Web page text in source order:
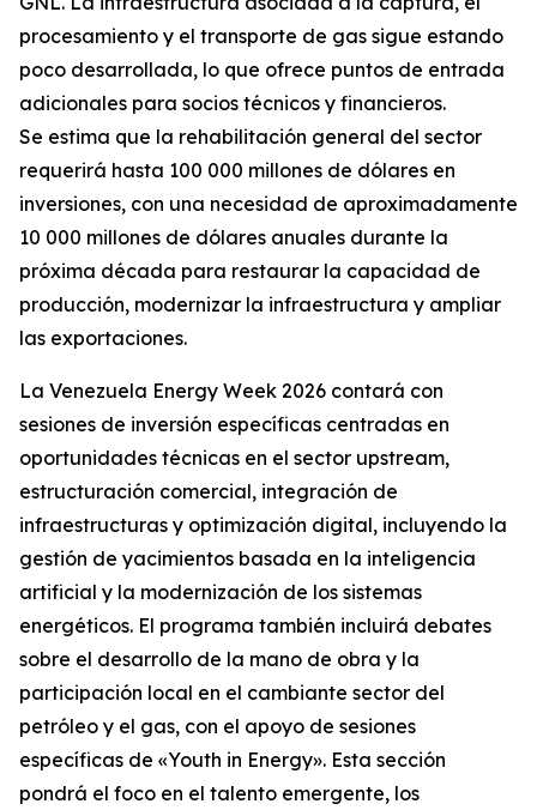
procesamiento y el transporte de gas sigue estando
poco desarrollada, lo que ofrece puntos de entrada
adicionales para socios técnicos y financieros.
Se estima que la rehabilitación general del sector
requerirá hasta 100 000 millones de dólares en
inversiones, con una necesidad de aproximadamente
10 000 millones de dólares anuales durante la
próxima década para restaurar la capacidad de
producción, modernizar la infraestructura y ampliar
las exportaciones.
La Venezuela Energy Week 2026 contará con
sesiones de inversión específicas centradas en
oportunidades técnicas en el sector upstream,
estructuración comercial, integración de
infraestructuras y optimización digital, incluyendo la
gestión de yacimientos basada en la inteligencia
artificial y la modernización de los sistemas
energéticos. El programa también incluirá debates
sobre el desarrollo de la mano de obra y la
participación local en el cambiante sector del
petróleo y el gas, con el apoyo de sesiones
específicas de «Youth in Energy». Esta sección
pondrá el foco en el talento emergente, los